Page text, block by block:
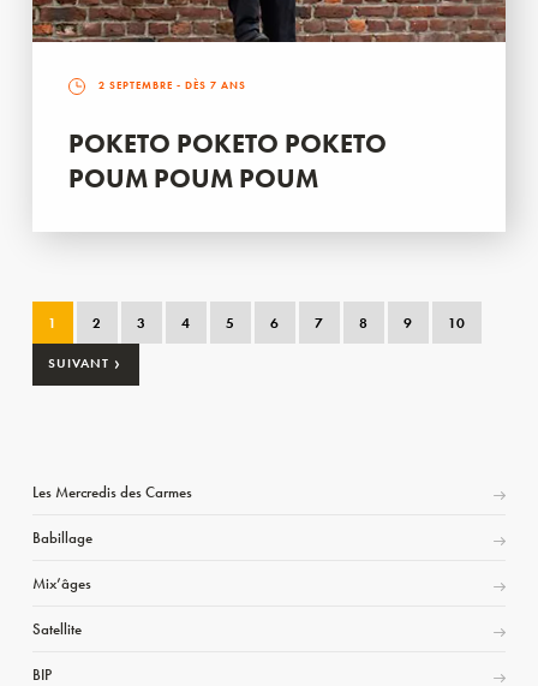
2 SEPTEMBRE - DÈS 7 ANS
POKETO POKETO POKETO
POUM POUM POUM
1 2 3 4 5 6 7 8 9 10
SUIVANT ›
Les Mercredis des Carmes
Babillage
Mix’âges
Satellite
BIP